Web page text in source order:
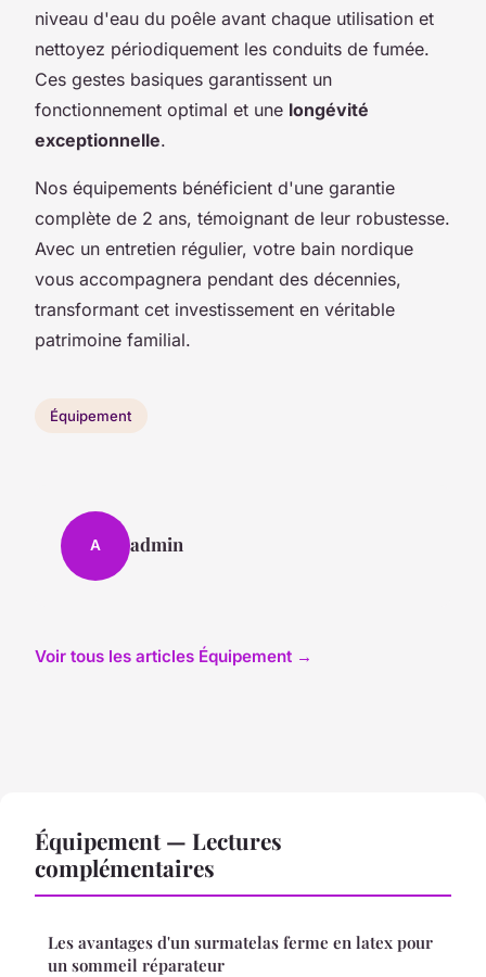
niveau d'eau du poêle avant chaque utilisation et
nettoyez périodiquement les conduits de fumée.
Ces gestes basiques garantissent un
fonctionnement optimal et une longévité
exceptionnelle.
Nos équipements bénéficient d'une garantie
complète de 2 ans, témoignant de leur robustesse.
Avec un entretien régulier, votre bain nordique
vous accompagnera pendant des décennies,
transformant cet investissement en véritable
patrimoine familial.
Équipement
A admin
Voir tous les articles Équipement →
Équipement — Lectures
complémentaires
Les avantages d'un surmatelas ferme en latex pour
un sommeil réparateur